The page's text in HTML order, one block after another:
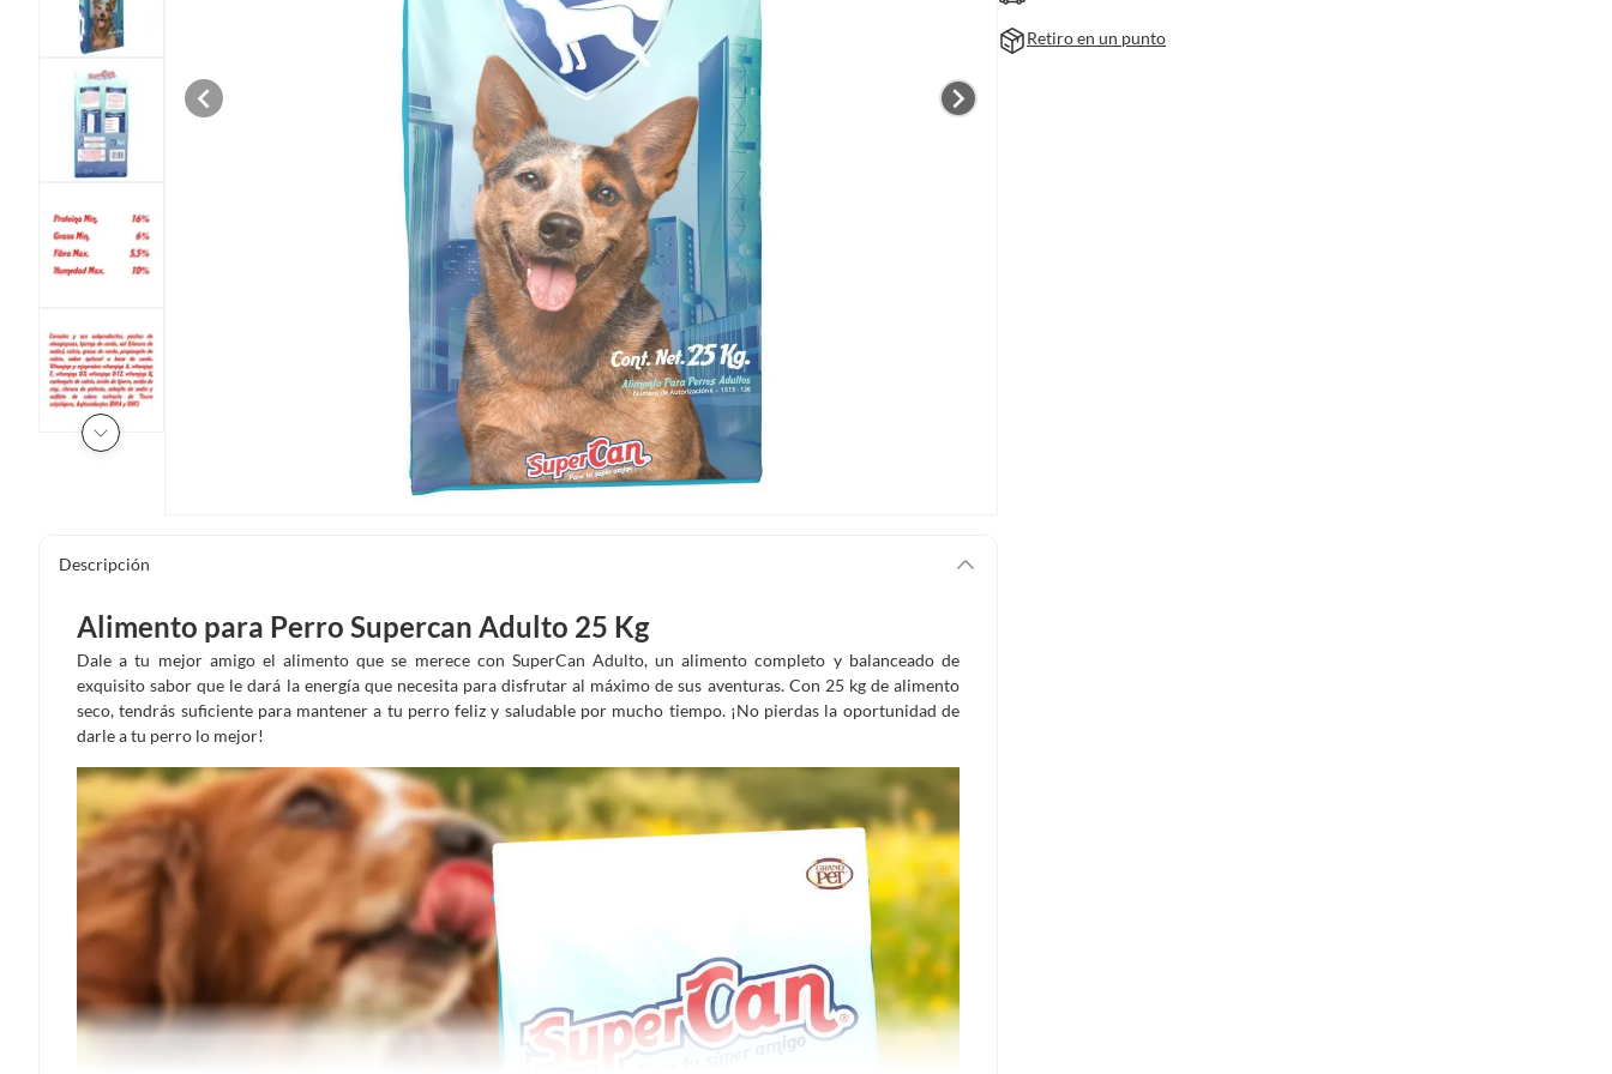
Descripción
Alimento para Perro Supercan Adulto 25 Kg
Dale a tu mejor amigo el alimento que se merece con SuperCan Adulto, un alimento completo y balanceado de
exquisito sabor que le dará la energía que necesita para disfrutar al máximo de sus aventuras. Con 25 kg de alimento
seco, tendrás suficiente para mantener a tu perro feliz y saludable por mucho tiempo. ¡No pierdas la oportunidad de
darle a tu perro lo mejor!
Retiro en un punto